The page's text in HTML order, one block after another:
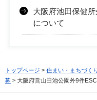
大阪府池田保健
について
トップページ > 住まい・まちづくり
募 > 大阪府営山田池公園外9件